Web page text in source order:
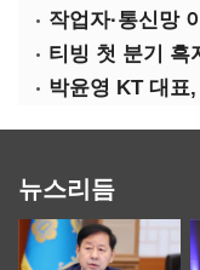
뉴스리듬